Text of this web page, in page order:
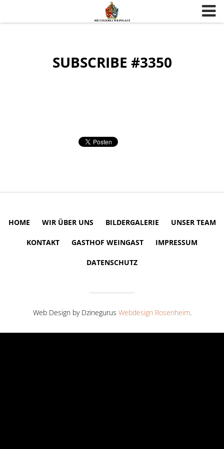
SUBSCRIBE #3350
HOME WIR ÜBER UNS BILDERGALERIE UNSER TEAM
KONTAKT GASTHOF WEINGAST IMPRESSUM
DATENSCHUTZ
Web Design by Dzinegurus Webdesign Rosenheim.